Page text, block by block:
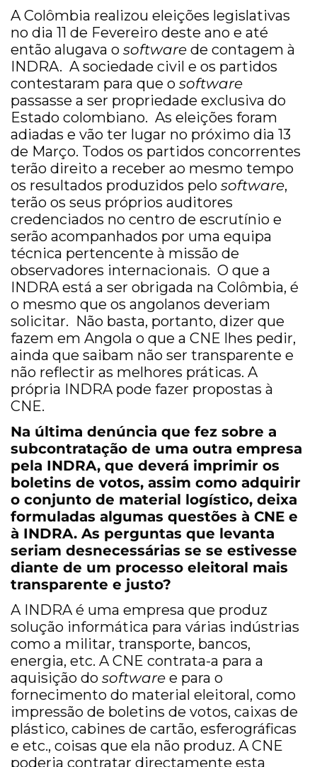
A Colômbia realizou eleições legislativas
no dia 11 de Fevereiro deste ano e até
então alugava o software de contagem à
INDRA. A sociedade civil e os partidos
contestaram para que o software
passasse a ser propriedade exclusiva do
Estado colombiano. As eleições foram
adiadas e vão ter lugar no próximo dia 13
de Março. Todos os partidos concorrentes
terão direito a receber ao mesmo tempo
os resultados produzidos pelo software,
terão os seus próprios auditores
credenciados no centro de escrutínio e
serão acompanhados por uma equipa
técnica pertencente à missão de
observadores internacionais. O que a
INDRA está a ser obrigada na Colômbia, é
o mesmo que os angolanos deveriam
solicitar. Não basta, portanto, dizer que
fazem em Angola o que a CNE lhes pedir,
ainda que saibam não ser transparente e
não reflectir as melhores práticas. A
própria INDRA pode fazer propostas à
CNE.
Na última denúncia que fez sobre a
subcontratação de uma outra empresa
pela INDRA, que deverá imprimir os
boletins de votos, assim como adquirir
o conjunto de material logístico, deixa
formuladas algumas questões à CNE e
à INDRA. As perguntas que levanta
seriam desnecessárias se se estivesse
diante de um processo eleitoral mais
transparente e justo?
A INDRA é uma empresa que produz
solução informática para várias indústrias
como a militar, transporte, bancos,
energia, etc. A CNE contrata-a para a
aquisição do software e para o
fornecimento do material eleitoral, como
impressão de boletins de votos, caixas de
plástico, cabines de cartão, esferográficas
e etc., coisas que ela não produz. A CNE
poderia contratar directamente esta